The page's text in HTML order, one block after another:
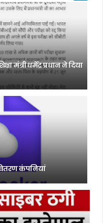
धर्मेंद्र प्रधान ने दिया
कंपनियां